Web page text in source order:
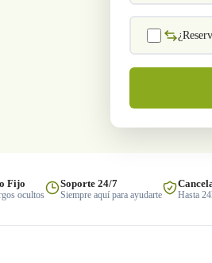
Fijo
ocultos
Soporte 24/7
Siempre aquí para ayudarte Hasta